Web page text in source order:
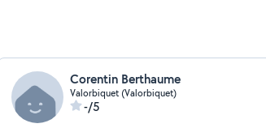
Corentin Berthaume
Valorbiquet (Valorbiquet)
-/5